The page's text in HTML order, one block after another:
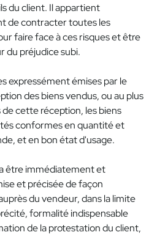
du client. Il appartient
de contracter toutes les
faire face à ces risques et être
du préjudice subi.
expressément émises par le
des biens vendus, ou au plus
de cette réception, les biens
conformes en quantité et
et en bon état d'usage.
être immédiatement et
et précisée de façon
du vendeur, dans la limite
formalité indispensable
de la protestation du client,